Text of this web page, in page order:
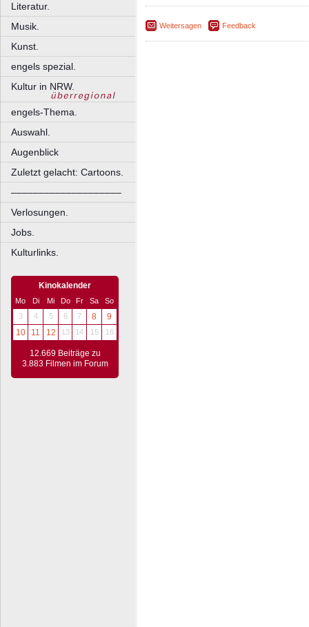
Literatur.
Musik.
Kunst.
engels spezial.
Kultur in NRW.
engels-Thema.
Auswahl.
Augenblick
Zuletzt gelacht: Cartoons.
––––––––––––––––––––
Verlosungen.
Jobs.
Kulturlinks.
Kinokalender
Mo Di Mi Do Fr Sa
So
3
4 5 6 7 8
9
10
11 12 13 14 15 16
12.669 Beiträge zu
3.883 Filmen im Forum
Weitersagen Feedback